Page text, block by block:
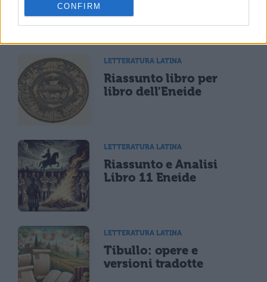
CONFIRM
LETTERATURA LATINA
Riassunto libro per
libro dell'Eneide
LETTERATURA LATINA
Riassunto e Analisi
Libro 11 Eneide
LETTERATURA LATINA
Tibullo: opere e
versioni tradotte